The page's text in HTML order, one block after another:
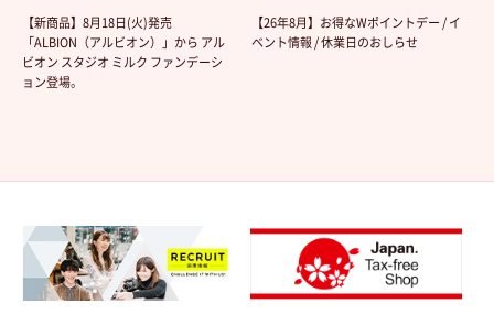
【新商品】8月18日(火)発売
「ALBION（アルビオン）」から アル
ビオン スタジオ ミルク ファンデーシ
ョン登場。
【26年8月】お得なWポイントデー / イ
ベント情報 / 休業日のおしらせ